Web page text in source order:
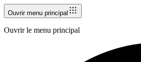
Ouvrir menu principal
Ouvrir le menu principal